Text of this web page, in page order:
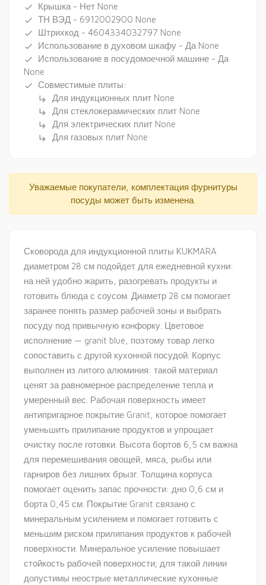
done Крышка - Нет None
done ТН ВЭД - 6912002900 None
done Штрихкод - 4604334032797 None
done Использование в духовом шкафу - Да None
done
Использование в посудомоечной машине - Да
None
done Совместимые плиты:
subdirectory_arrow_right Для индукционных плит None
subdirectory_arrow_right Для стеклокерамических плит None
subdirectory_arrow_right Для электрических плит None
subdirectory_arrow_right Для газовых плит None
Уважаемые покупатели, комплектация фурнитуры
посуды может быть изменена.
Сковорода для индукционной плиты KUKMARA
диаметром 28 см подойдет для ежедневной кухни:
на ней удобно жарить, разогревать продукты и
готовить блюда с соусом. Диаметр 28 см помогает
заранее понять размер рабочей зоны и выбрать
посуду под привычную конфорку. Цветовое
исполнение — granit blue, поэтому товар легко
сопоставить с другой кухонной посудой. Корпус
выполнен из литого алюминия: такой материал
ценят за равномерное распределение тепла и
умеренный вес. Рабочая поверхность имеет
антипригарное покрытие Granit, которое помогает
уменьшить прилипание продуктов и упрощает
очистку после готовки. Высота бортов 6,5 см важна
для перемешивания овощей, мяса, рыбы или
гарниров без лишних брызг. Толщина корпуса
помогает оценить запас прочности: дно 0,6 см и
борта 0,45 см. Покрытие Granit связано с
минеральным усилением и помогает готовить с
меньшим риском прилипания продуктов к рабочей
поверхности. Минеральное усиление повышает
стойкость рабочей поверхности; для такой линии
допустимы неострые металлические кухонные